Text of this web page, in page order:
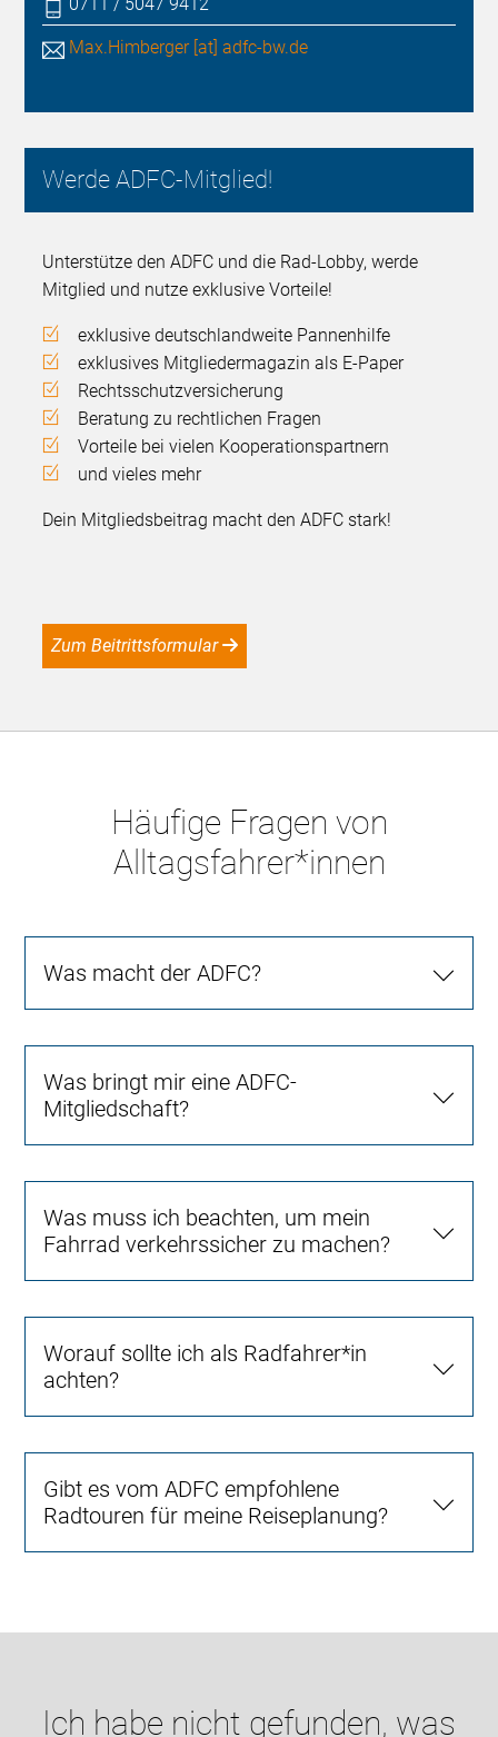
Max.Himberger [at] adfc-bw.de
Werde ADFC-Mitglied!
Unterstütze den ADFC und die Rad-Lobby, werde
Mitglied und nutze exklusive Vorteile!
exklusive deutschlandweite Pannenhilfe
exklusives Mitgliedermagazin als E-Paper
Rechtsschutzversicherung
Beratung zu rechtlichen Fragen
Vorteile bei vielen Kooperationspartnern
und vieles mehr
Dein Mitgliedsbeitrag macht den ADFC stark!
Zum Beitrittsformular
Häufige Fragen von
Alltagsfahrer*innen
Was macht der ADFC?
Was bringt mir eine ADFC-
Mitgliedschaft?
Was muss ich beachten, um mein
Fahrrad verkehrssicher zu machen?
Worauf sollte ich als Radfahrer*in
achten?
Gibt es vom ADFC empfohlene
Radtouren für meine Reiseplanung?
Ich habe nicht gefunden, was